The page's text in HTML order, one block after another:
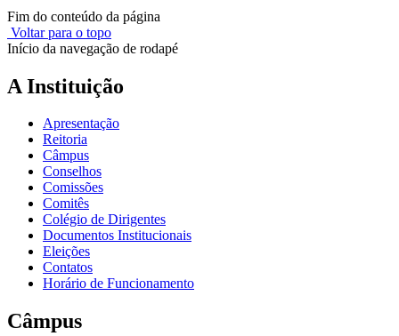
Fim do conteúdo da página
Voltar para o topo
Início da navegação de rodapé
A Instituição
Apresentação
Reitoria
Câmpus
Conselhos
Comissões
Comitês
Colégio de Dirigentes
Documentos Institucionais
Eleições
Contatos
Horário de Funcionamento
Câmpus